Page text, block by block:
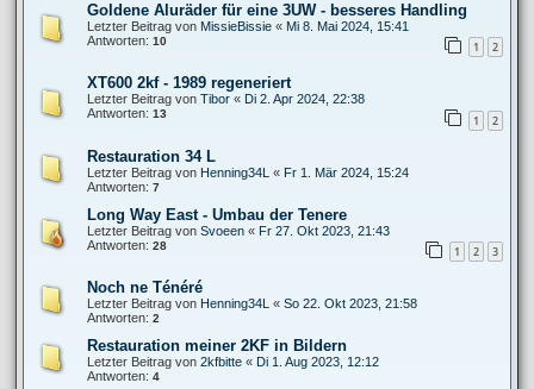
Goldene Aluräder für eine 3UW - besseres Handling
Letzter Beitrag von MissieBissie « Mi 8. Mai 2024, 15:41
Antworten: 10 1 2
XT600 2kf - 1989 regeneriert
Letzter Beitrag von Tibor « Di 2. Apr 2024, 22:38
Antworten: 13 1 2
Restauration 34 L
Letzter Beitrag von Henning34L « Fr 1. Mär 2024, 15:24
Antworten: 7
Long Way East - Umbau der Tenere
Letzter Beitrag von Svoeen « Fr 27. Okt 2023, 21:43
Antworten: 28 1 2 3
Noch ne Ténéré
Letzter Beitrag von Henning34L « So 22. Okt 2023, 21:58
Antworten: 2
Restauration meiner 2KF in Bildern
Letzter Beitrag von 2kfbitte « Di 1. Aug 2023, 12:12
Antworten: 4